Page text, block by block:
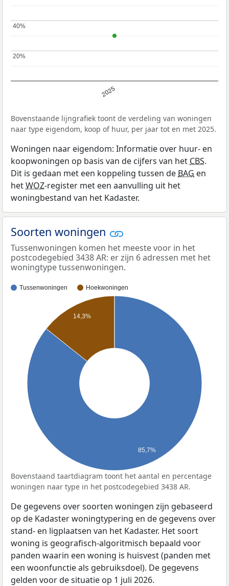
2025
20%
20%
40%
40%
Bovenstaande lijngrafiek toont de verdeling van woningen
naar type eigendom, koop of huur, per jaar tot en met 2025.
Woningen naar eigendom: Informatie over huur- en
koopwoningen op basis van de cijfers van hetCBS.
Dit is gedaan met een koppeling tussen deBAG en
hetWOZ-register met een aanvulling uit het
woningbestand van het Kadaster.
Soorten woningen
Tussenwoningen komen het meeste voor in het
postcodegebied 3438 AR: er zijn 6 adressen met het
woningtype tussenwoningen.
Tussenwoningen Hoekwoningen
14,3%
85,7%
Bovenstaand taartdiagram toont het aantal en percentage
woningen naar type in het postcodegebied 3438 AR.
De gegevens over soorten woningen zijn gebaseerd
op de Kadaster woningtypering en de gegevens over
stand- en ligplaatsen van het Kadaster. Het soort
woning is geografisch-algoritmisch bepaald voor
panden waarin een woning is huisvest (panden met
een woonfunctie als gebruiksdoel). De gegevens
gelden voor de situatie op 1 juli 2026.